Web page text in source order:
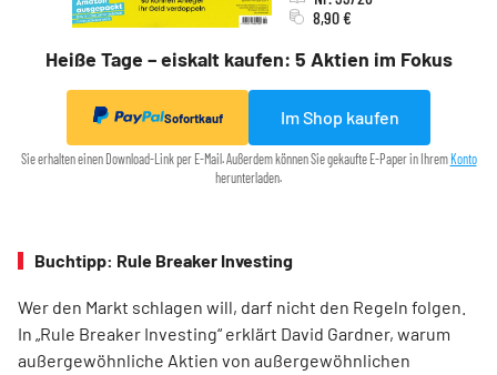
Heiße Tage – eiskalt kaufen: 5 Aktien im Fokus
8,90 €
Sofortkauf Im Shop kaufen
Sie erhalten einen Download-Link per E-Mail. Außerdem können Sie gekaufte E-Paper in Ihrem Konto
herunterladen.
Buchtipp: Rule Breaker Investing
Wer den Markt schlagen will, darf nicht den Regeln folgen.
In „Rule Breaker Investing“ erklärt David Gardner, warum
außergewöhnliche Aktien von außer­gewöhnlichen